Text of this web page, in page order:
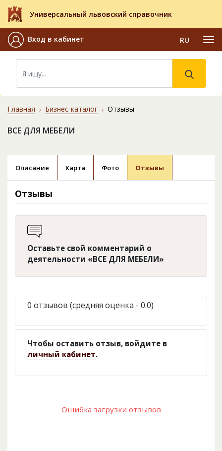
Универсальный львовский справочник
Вход в кабинет RU
Главная Бизнес-каталог Отзывы
ВСЕ ДЛЯ МЕБЕЛИ
Описание Карта Фото Отзывы
Отзывы
Оставьте свой комментарий о
деятельности «ВСЕ ДЛЯ МЕБЕЛИ»
0 отзывов (средняя оценка - 0.0)
Чтобы оставить отзыв, войдите в
личный кабинет.
Ошибка загрузки отзывов